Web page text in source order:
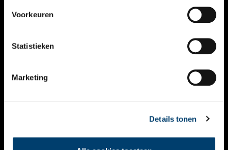
Voorkeuren
Statistieken
Marketing
Details tonen
KALENDER
THEMA’S
VIDEO’S
CONTACT